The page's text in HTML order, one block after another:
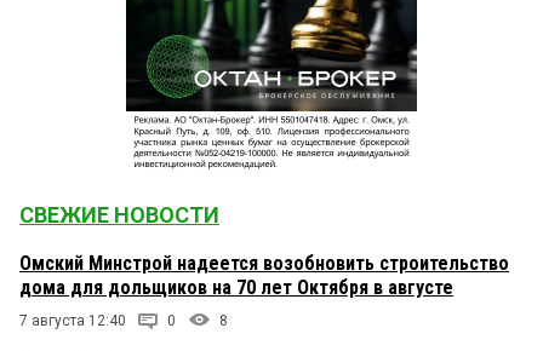
СВЕЖИЕ НОВОСТИ
Омский Минстрой надеется возобновить строительство
дома для дольщиков на 70 лет Октября в августе
7 августа 12:40 0 8